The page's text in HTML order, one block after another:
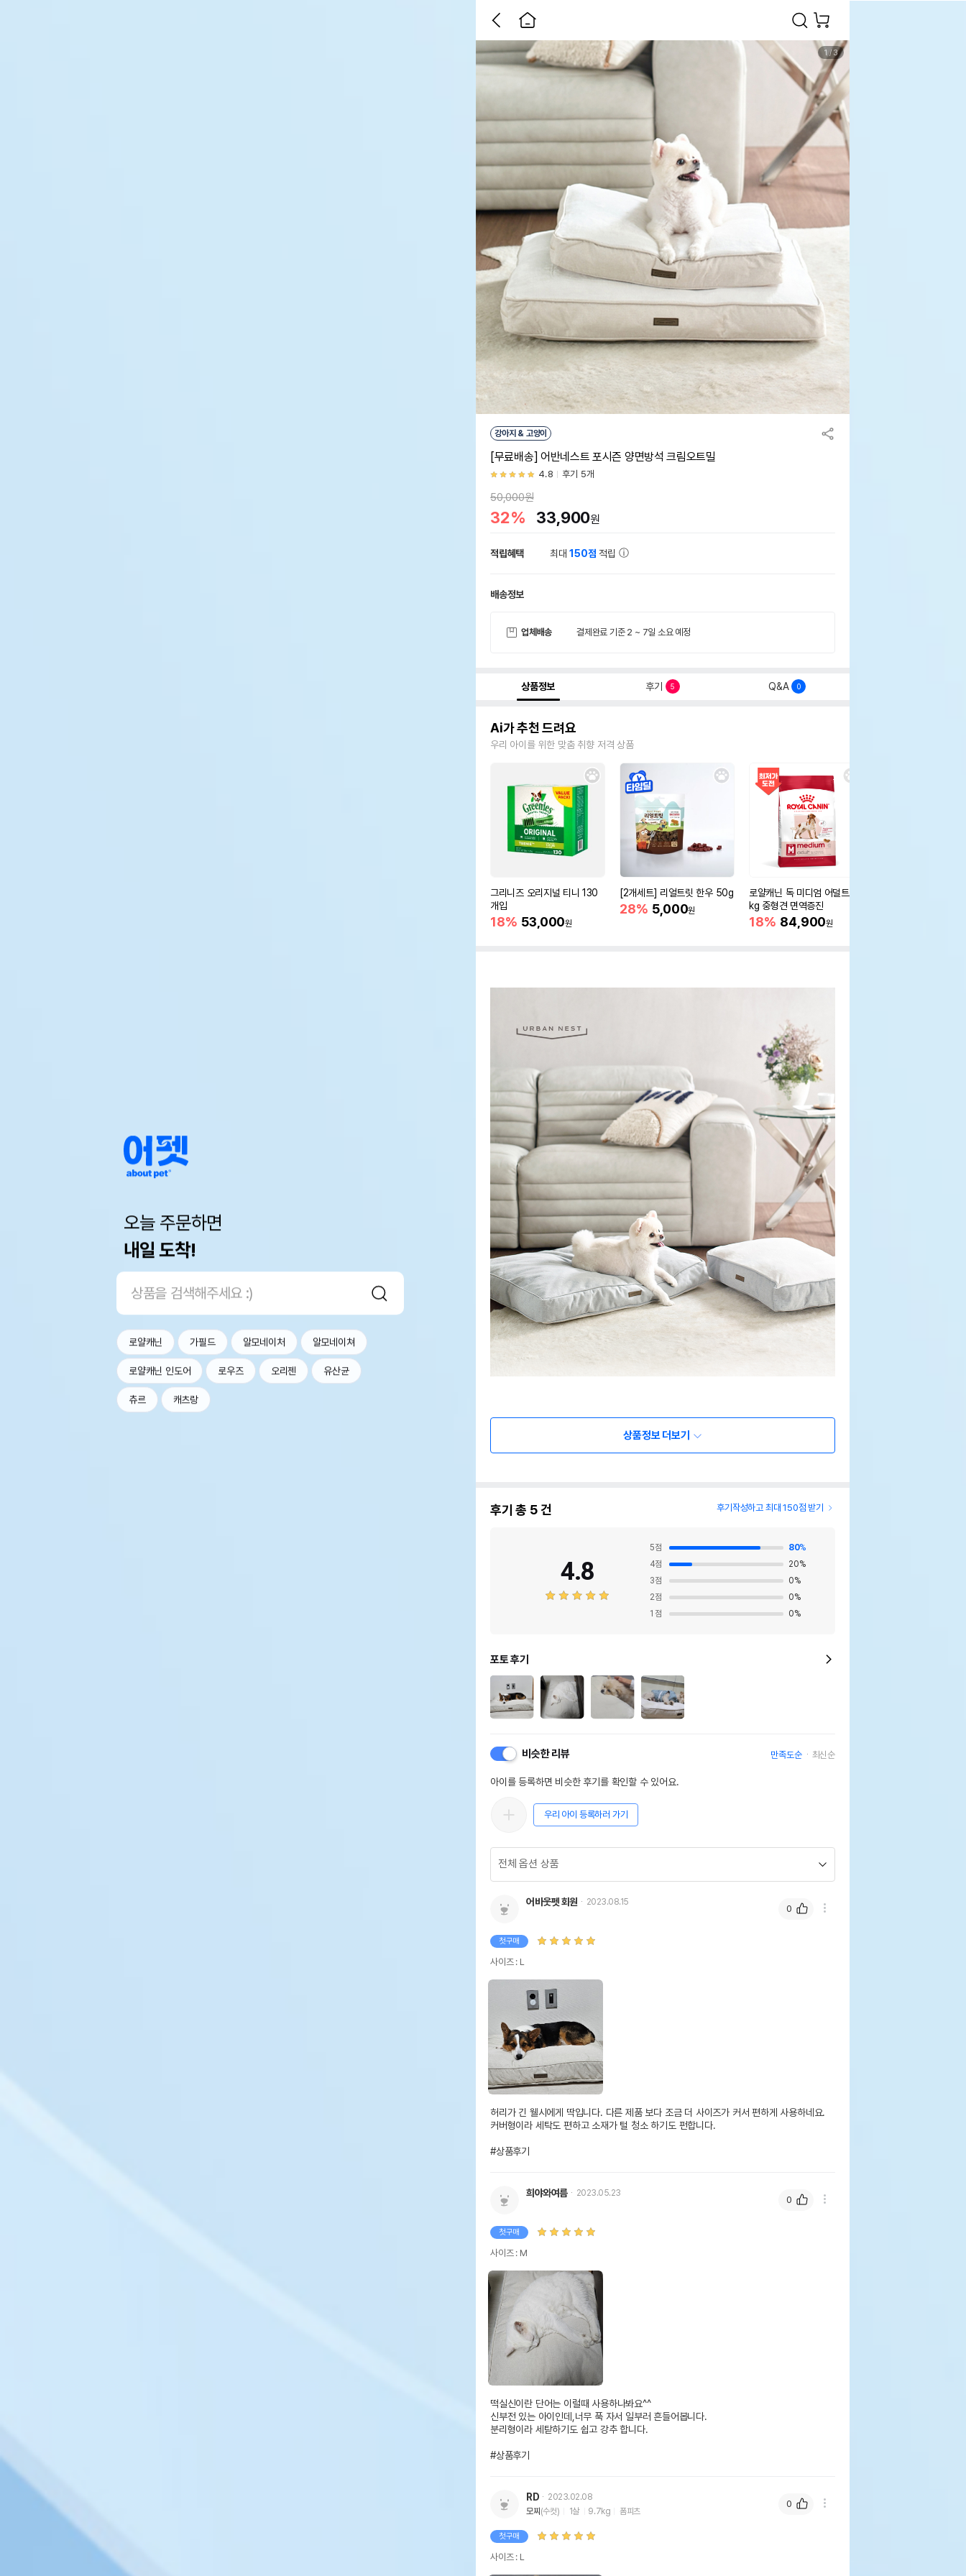
오늘 주문하면
내일 도착!
로얄캐닌 가필드 알모네이처 알모네이쳐
로얄캐닌 인도어 로우즈 오리젠 유산균
츄르 캐츠랑
1 /3
강아지 & 고양이
[무료배송] 어반네스트 포시즌 양면방석 크림오트밀
4.8 후기 5개
50,000원
32% 33,900원
적립혜택 최대150점 적립
배송정보
업체배송 결제완료 기준 2 ~ 7일 소요 예정
상품정보 후기 5 Q&A 0
Ai가 추천 드려요
우리 아이를 위한 맞춤 취향 저격 상품
그리니즈 오리지널 티니 130
개입
18% 53,000원
[2개세트] 리얼트릿 한우 50g
28% 5,000원
로얄캐닌 독 미디엄 어덜트 10
kg 중형견 면역증진
18% 84,900원
상품정보 더보기
후기 총 5건 후기작성하고 최대 150점 받기
4.8
5점 80%
4점 20%
3점 0%
2점 0%
1 점 0%
포토 후기
비슷한 리뷰 만족도순 최신순
아이를 등록하면 비슷한 후기를 확인할 수 있어요.
우리 아이 등록하러 가기
어바웃펫 회원 2023.08.15
첫구매
사이즈 : L
허리가 긴 웰시에게 딱입니다. 다른 제품 보다 조금 더 사이즈가 커서 편하게 사용하네요.
커버형이라 세탁도 편하고 소재가 털 청소 하기도 펀합니다.
#상품후기
0
희야와여름 2023.05.23
첫구매
사이즈 : M
떡실신이란 단어는 이럴때 사용하나봐요^^
신부전 있는 아이인데,너무 푹 자서 일부러 흔들어봅니다.
분리형이라 세탇하기도 쉽고 강추 합니다.
#상품후기
0
RD
2023.02.08
모찌(수컷) 1살 9.7kg 폼피츠
첫구매
사이즈 : L
0